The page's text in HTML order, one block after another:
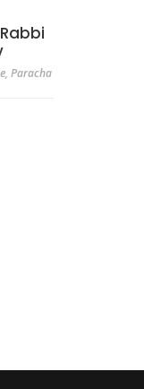
,Paracha